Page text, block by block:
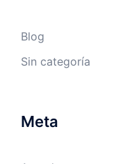
Blog
Sin categoría
Meta